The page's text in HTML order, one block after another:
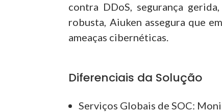
contra DDoS, segurança
robusta, Aiuken assegura que
ameaças cibernéticas.
Diferenciais da Solução
Serviços Globais de SOC: